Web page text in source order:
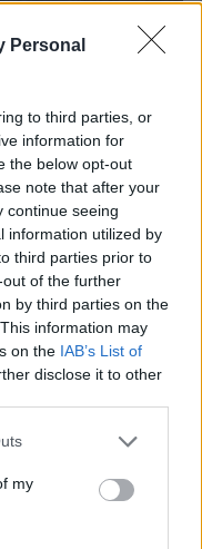
Personal
to third parties, or
information for
the below opt-out
note that after your
continue seeing
information utilized by
third parties prior to
of the further
by third parties on the
information may
on the IAB’s List of
disclose it to other
one or more Google
You may click to
third-party tags to
in below Google
my
5 napja
tudják, mi
Marko szerint ugyan
a 2026-os